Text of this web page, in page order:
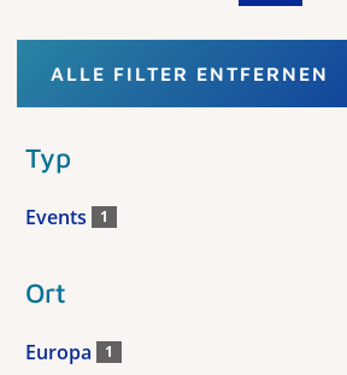
ALLE FILTER ENTFERNEN
Typ
Events 1
Ort
Europa 1